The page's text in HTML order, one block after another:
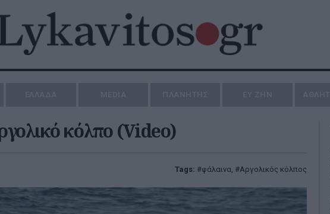
κόλπο (Video)
Tags: φάλαινα, Αργολικός κόλπος